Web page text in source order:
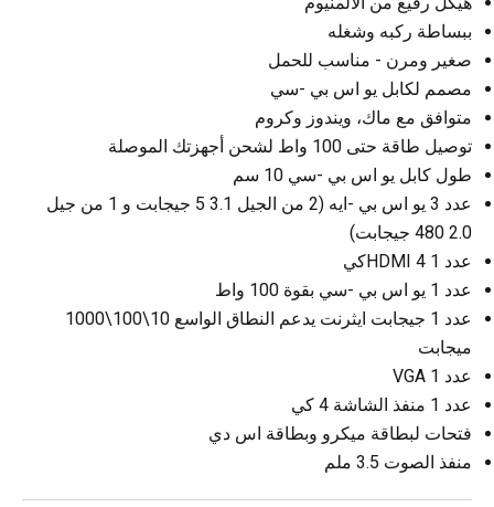
ببساطة ركبه وشغله
صغير ومرن - مناسب للحمل
مصمم لكابل يو اس بي -سي
متوافق مع ماك، ويندوز وكروم
توصيل طاقة حتى 100 واط لشحن أجهزتك الموصلة
طول كابل يو اس بي -سي 10 سم
عدد 3 يو اس بي -ايه (2 من الجيل 3.1 5 جيجابت و 1 من جيل
2.0 480 جيجابت)
عدد 1 HDMI 4كي
عدد 1 يو اس بي -سي بقوة 100 واط
عدد 1 جيجابت ايثرنت يدعم النطاق الواسع 10\100\1000
ميجابت
عدد 1 VGA
عدد 1 منفذ الشاشة 4 كي
فتحات لبطاقة ميكرو وبطاقة اس دي
منفذ الصوت 3.5 ملم